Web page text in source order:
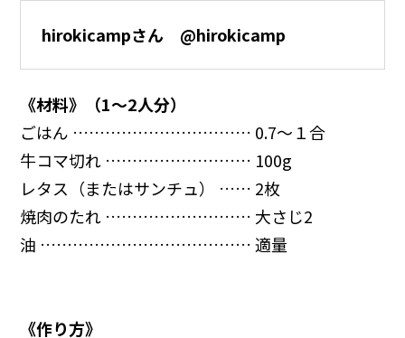
hirokicampさん @hirokicamp
《材料》（1～2人分）
ごはん …………………………… 0.7～１合
牛コマ切れ ……………………… 100g
レタス（またはサンチュ） …… 2枚
焼肉のたれ ……………………… 大さじ2
油 ………………………………… 適量
《作り方》